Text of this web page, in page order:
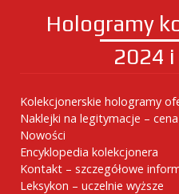
Hologramy
2024
Kolekcjonerskie hologramy
Naklejki na legitymacje – cena
Nowości
Encyklopedia kolekcjonera
Kontakt – szczegółowe
Leksykon – uczelnie wyższe